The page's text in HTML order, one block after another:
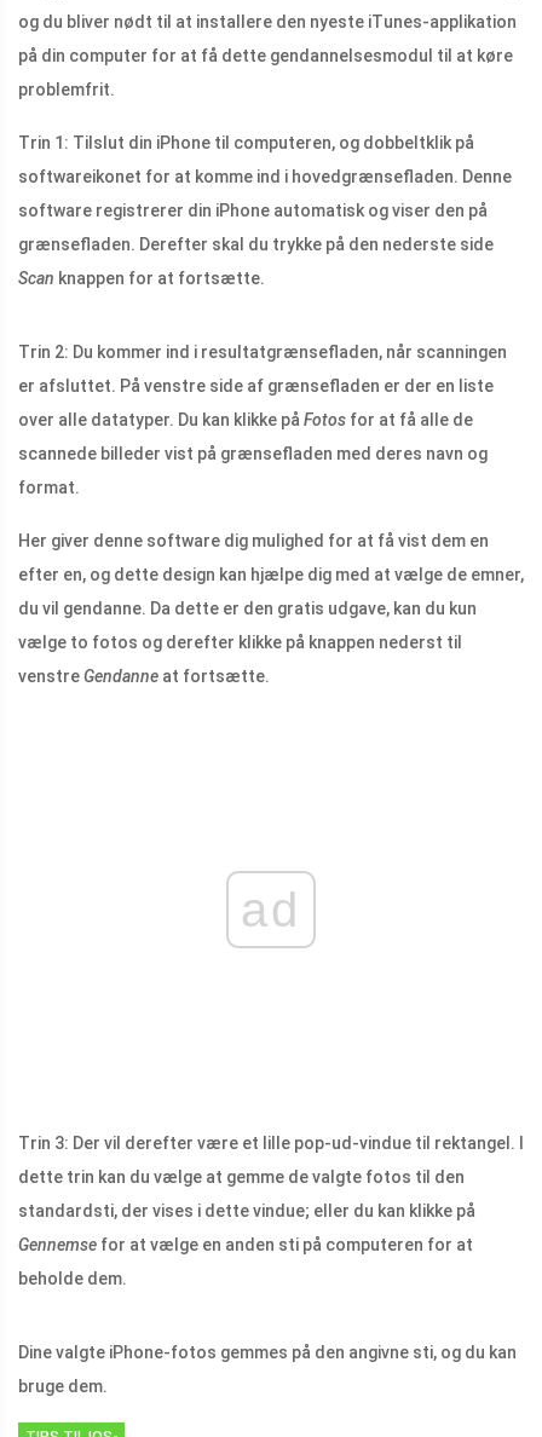
og du bliver nødt til at installere den nyeste iTunes-applikation
på din computer for at få dette gendannelsesmodul til at køre
problemfrit.
Trin 1: Tilslut din iPhone til computeren, og dobbeltklik på
softwareikonet for at komme ind i hovedgrænsefladen. Denne
software registrerer din iPhone automatisk og viser den på
grænsefladen. Derefter skal du trykke på den nederste side
Scan knappen for at fortsætte.
Trin 2: Du kommer ind i resultatgrænsefladen, når scanningen
er afsluttet. På venstre side af grænsefladen er der en liste
over alle datatyper. Du kan klikke på Fotos for at få alle de
scannede billeder vist på grænsefladen med deres navn og
format.
Her giver denne software dig mulighed for at få vist dem en
efter en, og dette design kan hjælpe dig med at vælge de emner,
du vil gendanne. Da dette er den gratis udgave, kan du kun
vælge to fotos og derefter klikke på knappen nederst til
venstreGendanne at fortsætte.
ad
Trin 3: Der vil derefter være et lille pop-ud-vindue til rektangel. I
dette trin kan du vælge at gemme de valgte fotos til den
standardsti, der vises i dette vindue; eller du kan klikke på
Gennemse for at vælge en anden sti på computeren for at
beholde dem.
Dine valgte iPhone-fotos gemmes på den angivne sti, og du kan
bruge dem.